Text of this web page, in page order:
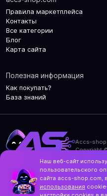
Правила маркетплейса
Контакты
Все категории
Блог
Карта сайта
Полезная информация
Как покупать?
База знаний
Accs-
Copyright
Политика использования cookie-
Контакты и актуальный адрес
Structo
Наш веб-сайт
пользовательского
сайта accs-shop.com,
использования